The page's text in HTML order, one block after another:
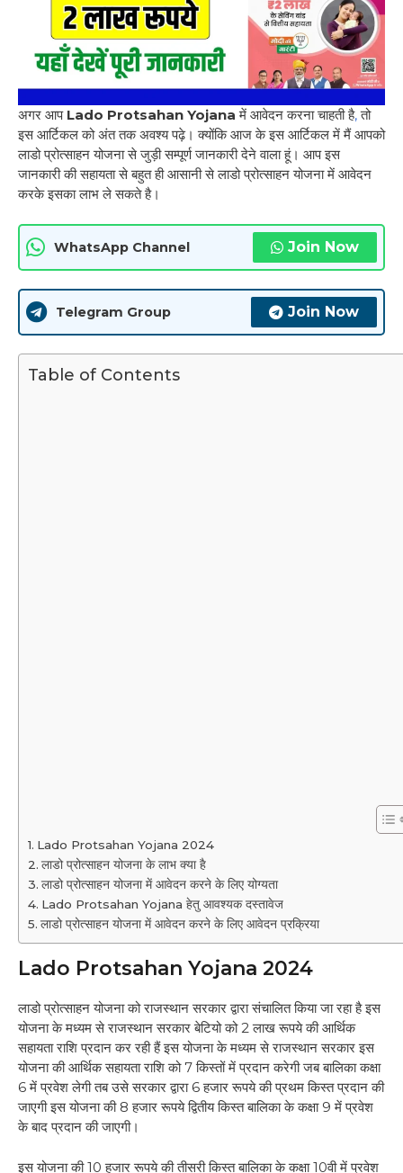
अगर आप Lado Protsahan Yojana में आवेदन करना चाहती है,तो
इस आर्टिकल को अंत तक अवश्य पढ़े। क्योंकि आज के इस आर्टिकल में मैं आपको
लाडो प्रोत्साहन योजना से जुड़ी सम्पूर्ण जानकारी देने वाला हूं। आप इस
जानकारी की सहायता से बहुत ही आसानी से लाडो प्रोत्साहन योजना में आवेदन
करके इसका लाभ ले सकते है।
WhatsApp Channel Join Now
Telegram Group Join Now
Table of Contents
Lado Protsahan Yojana 2024
लाडो प्रोत्साहन योजना के लाभ क्या है
लाडो प्रोत्साहन योजना में आवेदन करने के लिए योग्यता
Lado Protsahan Yojana हेतु आवश्यक दस्तावेज
लाडो प्रोत्साहन योजना में आवेदन करने के लिए आवेदन प्रक्रिया
Lado Protsahan Yojana 2024
लाडो प्रोत्साहन योजना को राजस्थान सरकार द्वारा संचालित किया जा रहा है इस
योजना के मध्यम से राजस्थान सरकार बेटियो को 2 लाख रूपये की आर्थिक
सहायता राशि प्रदान कर रही हैं इस योजना के मध्यम से राजस्थान सरकार इस
योजना की आर्थिक सहायता राशि को 7 किस्तों में प्रदान करेगी जब बालिका कक्षा
6 में प्रवेश लेगी तब उसे सरकार द्वारा 6 हजार रूपये की प्रथम किस्त प्रदान की
जाएगी इस योजना की 8 हजार रूपये द्वितीय किस्त बालिका के कक्षा 9 में प्रवेश
के बाद प्रदान की जाएगी।
इस योजना की 10 हजार रूपये की तीसरी किस्त बालिका के कक्षा 10वी में प्रवेश